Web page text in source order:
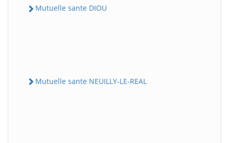
Mutuelle sante DIOU
Mutuelle sante NEUILLY-LE-REAL